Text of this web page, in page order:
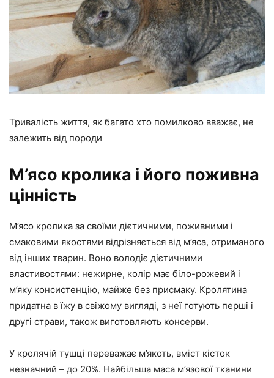
Тривалість життя, як багато хто помилково вважає, не
залежить від породи
М’ясо кролика і його поживна
цінність
М’ясо кролика за своїми дієтичними, поживними і
смаковими якостями відрізняється від м’яса, отриманого
від інших тварин. Воно володіє дієтичними
властивостями: нежирне, колір має біло-рожевий і
м’яку консистенцію, майже без присмаку. Кролятина
придатна в їжу в свіжому вигляді, з неї готують перші і
другі страви, також виготовляють консерви.
У кролячій тушці переважає м’якоть, вміст кісток
незначний – до 20%. Найбільша маса м’язової тканини